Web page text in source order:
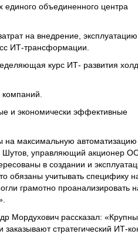
объединенного центра
на внедрение,
ИТ-трансформации.
курс ИТ- развития
и экономически эффективные
на максимальную автоматизацию
Шутов, управляющий акционер
в создании и
обязаны учитывать специфику
грамотно проанализировать
Мордухович рассказал:
стратегический ИТ-